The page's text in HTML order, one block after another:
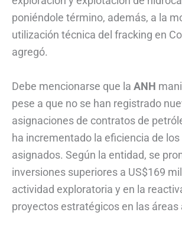
poniéndole término, además, a la
utilización técnica del fracking en
agregó.
Debe mencionarse que la ANH
pese a que no se han registrado
asignaciones de contratos de
ha incrementado la eficiencia de
asignados. Según la entidad, se
inversiones superiores a US$169
actividad exploratoria y en la
proyectos estratégicos en las áreas